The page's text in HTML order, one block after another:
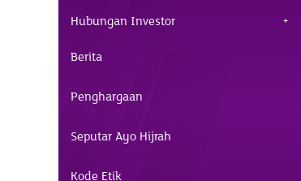
Hubungan Investor
Berita
Penghargaan
Seputar Ayo Hijrah
Kode Etik